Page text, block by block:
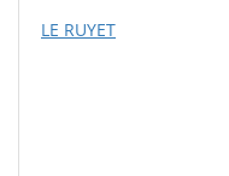
LE RUYET